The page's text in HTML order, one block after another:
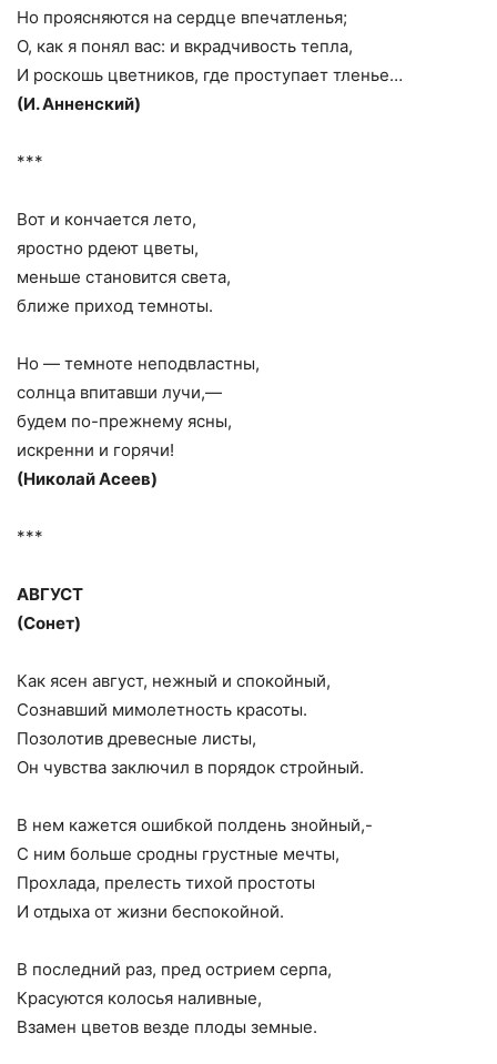
Но проясняются на сердце впечатленья;
О, как я понял вас: и вкрадчивость тепла,
И роскошь цветников, где проступает тленье…
(И. Анненский)
***
Вот и кончается лето,
яростно рдеют цветы,
меньше становится света,
ближе приход темноты.
Но — темноте неподвластны,
солнца впитавши лучи,—
будем по-прежнему ясны,
искренни и горячи!
(Николай Асеев)
***
АВГУСТ
(Сонет)
Как ясен август, нежный и спокойный,
Сознавший мимолетность красоты.
Позолотив древесные листы,
Он чувства заключил в порядок стройный.
В нем кажется ошибкой полдень знойный,-
С ним больше сродны грустные мечты,
Прохлада, прелесть тихой простоты
И отдыха от жизни беспокойной.
В последний раз, пред острием серпа,
Красуются колосья наливные,
Взамен цветов везде плоды земные.